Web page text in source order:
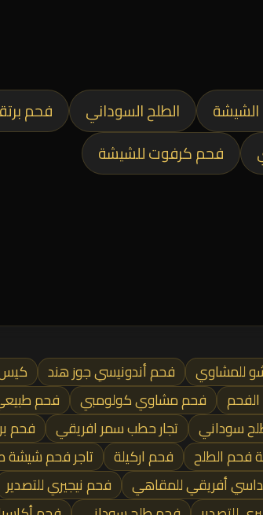
الطلح السوداني
فحم
فحم كرفوت للشيشة
للمشاوي فحم أندونيسي جوز هند
الفحم فحم مشاوي كولومبي
فحم
سوداني تجار حطب سمر افريقي
فحم
فحم الطلح فحم اركيلة
تاجر فحم شيشة
أفريقي للمقاهي فحم نيجيري للتصدير